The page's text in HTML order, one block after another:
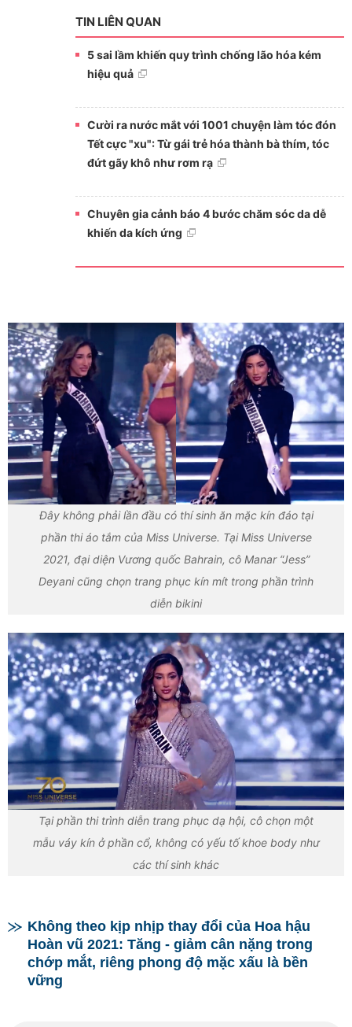
TIN LIÊN QUAN
5 sai lầm khiến quy trình chống lão hóa kém
hiệu quả
Cười ra nước mắt với 1001 chuyện làm tóc đón
Tết cực "xu": Từ gái trẻ hóa thành bà thím, tóc
đứt gãy khô như rơm rạ
Chuyên gia cảnh báo 4 bước chăm sóc da dễ
khiến da kích ứng
Đây không phải lần đầu có thí sinh ăn mặc kín đáo tại
phần thi áo tắm của Miss Universe. Tại Miss Universe
2021, đại diện Vương quốc Bahrain, cô Manar “Jess”
Deyani cũng chọn trang phục kín mít trong phần trình
diễn bikini
Tại phần thi trình diễn trang phục dạ hội, cô chọn một
mẫu váy kín ở phần cổ, không có yếu tố khoe body như
các thí sinh khác
Không theo kịp nhịp thay đổi của Hoa hậu
Hoàn vũ 2021: Tăng - giảm cân nặng trong
chớp mắt, riêng phong độ mặc xấu là bền
vững